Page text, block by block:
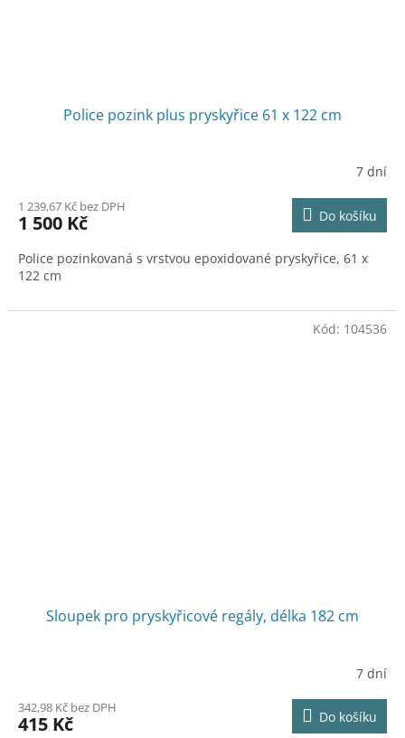
Police pozink plus pryskyřice 61 x 122 cm
7 dní
1 239,67 Kč bez DPH
1 500 Kč Do košíku
Police pozinkovaná s vrstvou epoxidované pryskyřice, 61 x
122 cm
Sloupek pro pryskyřicové regály, délka 182 cm
7 dní
342,98 Kč bez DPH
415 Kč Do košíku
Kód: 104536